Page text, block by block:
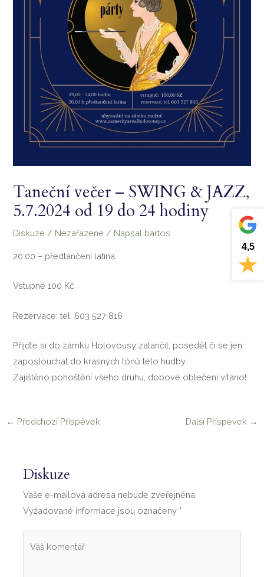
Taneční večer – SWING & JAZZ,
5.7.2024 od 19 do 24 hodiny
Diskuze / Nezařazené / Napsal bartos
20:00 – předtančení latina
Vstupné 100 Kč
Rezervace: tel. 603 527 816
Přijďte si do zámku Holovousy zatančit, posedět či se jen
zaposlouchat do krásných tónů této hudby.
Zajištěno pohoštění všeho druhu, dobové oblečení vítáno!
← Předchozí Příspěvek Další Příspěvek →
Diskuze
Vaše e-mailová adresa nebude zveřejněna.
Vyžadované informace jsou označeny *
4,5